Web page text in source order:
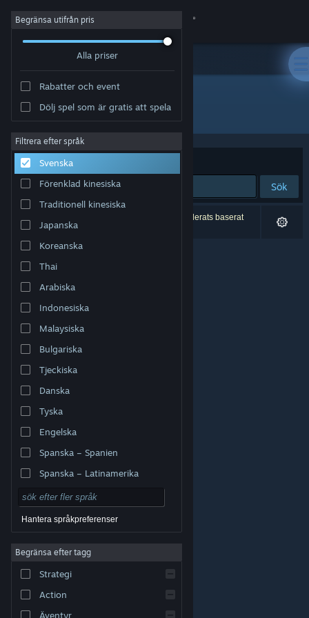
Logga in
Om
Support
Byt språk
Skaffa Steams mobilapp
Se skrivbordswebbplats
varumärken tillhör respektive ägare i USA och andra
Tillgänglighet
Återbetalningar|
Begränsa utifrån pris
Alla priser
Rabatter och event
Dölj spel som är gratis att spela
Filtrera efter språk
Svenska
Förenklad kinesiska
Traditionell kinesiska
Japanska
Koreanska
Thai
Arabiska
Indonesiska
Malaysiska
Bulgariska
Tjeckiska
Danska
Tyska
Engelska
Spanska – Spanien
Spanska – Latinamerika
Hantera språkpreferenser
Begränsa efter tagg
Strategi
Action
Äventyr
Utvecklare: Chroma Coda
Sortera efter Relevans
Sök
0 träffar matchade din sökning. 3 titlar har exkluderats baserat
på dina preferenser.